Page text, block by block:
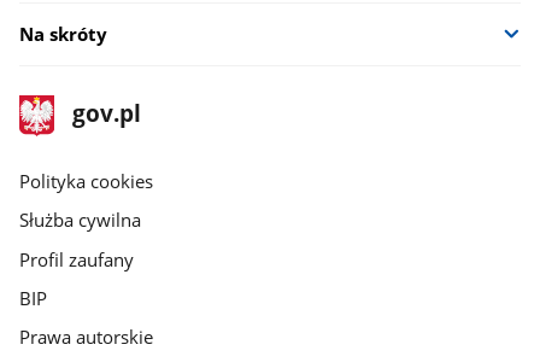
Na skróty
stopka
gov.pl
Strona
gov.pl
gov.pl
Polityka cookies
Służba cywilna
Profil zaufany
BIP
Prawa autorskie